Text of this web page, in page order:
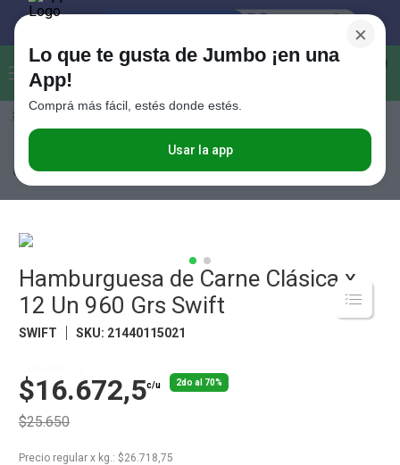
Buscar...
Seleccioná el método de entrega
×
Lo que te gusta de Jumbo ¡en una
App!
Comprá más fácil, estés donde estés.
Usar la app
Hamburguesas y Milanesas
Clásica x 12 Un 960 Grs Swift
Hamburguesa de Carne Clásica x
12 Un 960 Grs Swift
SWIFT SKU: 21440115021
$16.672,5c/u 2do al 70%
$25.650
Precio regular x kg. : $26.718,75
Términos más buscados
.
Valijas
Cerveza
Galletitas
Yerba
Juguetes
. Carne